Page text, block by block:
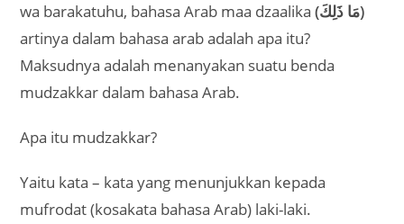
wa barakatuhu, bahasa Arab maa dzaalika
(مَا ذَلِكَ)
artinya dalam bahasa arab adalah apa itu?
Maksudnya adalah menanyakan suatu benda
mudzakkar dalam bahasa Arab.
Apa itu mudzakkar?
Yaitu kata – kata yang menunjukkan kepada
mufrodat (kosakata bahasa Arab) laki-laki.